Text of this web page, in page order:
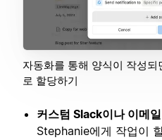
자동화를 통해 양식이 작성
로 할당하기
커스텀 Slack이나 이메
Stephanie에게 작업이